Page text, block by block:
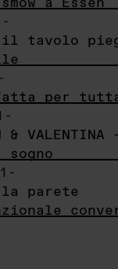
-
il tavolo
fatta per
-
& VALENTINA
-
la parete